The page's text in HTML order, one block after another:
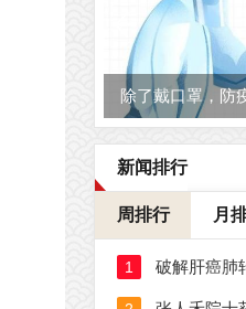
除了戴口罩，防
新闻排行
周排行 月